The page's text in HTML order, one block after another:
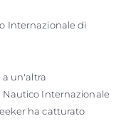
Internazionale di
a un'altra
Internazionale
ha catturato